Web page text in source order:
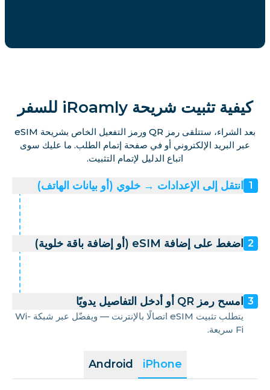
كيفية تثبيت شريحة iRoamly للسفر
بعد الشراء، ستتلقى رمز QR ورمز التفعيل الخاص بشريحة eSIM
عبر البريد الإلكتروني أو في صفحة إتمام الطلب. ما عليك سوى
اتباع الدليل لإتمام التثبيت.
iPhone
Android
1 انتقل إلى الإعدادات → خلوي (أو بيانات الهاتف)
2 اضغط على إضافة eSIM (أو إضافة باقة خلوية)
3 امسح رمز QR أو أدخل التفاصيل يدويًا
يتطلب تثبيت eSIM اتصالًا بالإنترنت — ويفضّل عبر شبكة Wi-
Fi سريعة.